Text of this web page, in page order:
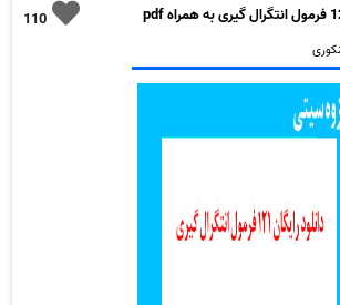
110